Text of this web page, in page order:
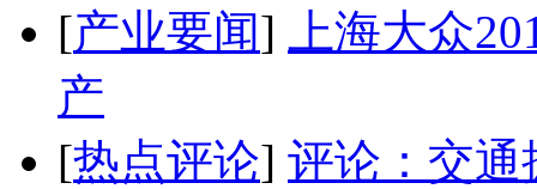
[产业要闻]
上海大众
产
[热点评论] 评论：交通